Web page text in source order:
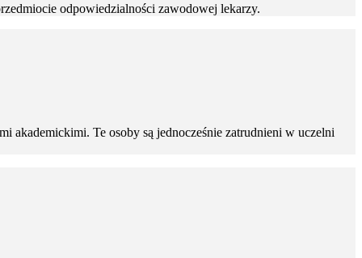
odpowiedzialności zawodowej lekarzy.
akademickimi. Te osoby są jednocześnie zatrudnieni w uczelni